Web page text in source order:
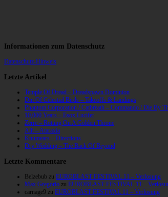
Informationen zum Datenschutz
Datenschutz-Hinweis
Letzte Artikel
Temple Of Dread – Dreadspawn Dominion
Din Of Celestial Birds – Takeoffs & Landings
Phantom Corporation / Catbreath – Commando / Die By
10,000 Years – Esox Lucifer
Zerre – Rotting On A Golden Throne
Allt – Ataraxia
Knumears – Directions
Dry Wedding – The Back Of Beyond
Letzte Kommentare
Belzebub zu EUROBLAST FESTIVAL 11 – Verlosung
Max Gregorio zu EUROBLAST FESTIVAL 11 –
carnage9 zu EUROBLAST FESTIVAL 11 – Verlosung